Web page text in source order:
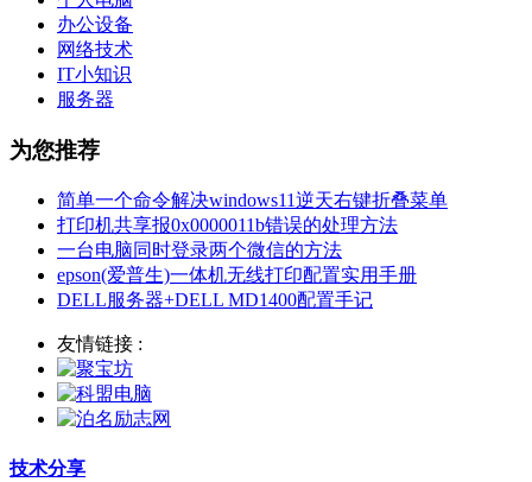
办公设备
网络技术
IT小知识
服务器
为您推荐
简单一个命令解决windows11逆天右键折叠菜单
打印机共享报0x0000011b错误的处理方法
一台电脑同时登录两个微信的方法
epson(爱普生)一体机无线打印配置实用手册
DELL服务器+DELL MD1400配置手记
友情链接 :
技术分享